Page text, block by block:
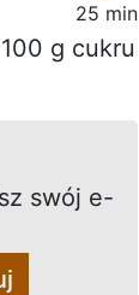
25 min
g cukru
swój e-